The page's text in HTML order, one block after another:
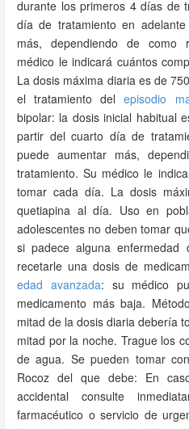
durante los primeros 4 días de
día de tratamiento en
más, dependiendo de como
médico le indicará cuántos
La dosis máxima diaria es de
el tratamiento delepisodio
bipolar: la dosis inicial habitual
partir del cuarto día de
puede aumentar más,
tratamiento. Su médico le
tomar cada día. La dosis
quetiapina al día. Uso en
adolescentes no deben tomar
si padece alguna
recetarle una dosis de
edad avanzada: su médico
medicamento más baja.
mitad de la dosis diaria debería
mitad por la noche. Trague los
de agua. Se pueden tomar
Rocoz del que debe: En
accidental consulte
farmacéutico o servicio de